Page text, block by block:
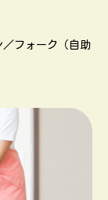
フォーク（自助